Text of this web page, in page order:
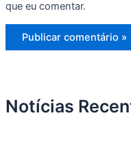
que eu comentar.
Notícias